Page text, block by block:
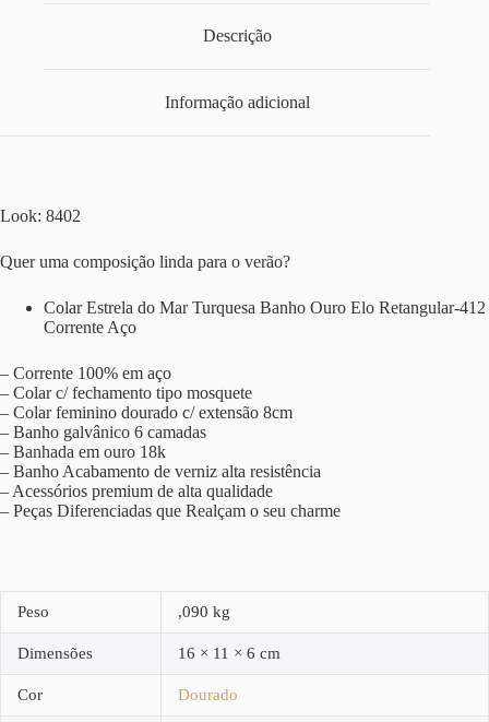
Descrição
Informação adicional
Look: 8402
Quer uma composição linda para o verão?
Colar Estrela do Mar Turquesa Banho Ouro Elo Retangular-412
Corrente Aço
– Corrente 100% em aço
– Colar c/ fechamento tipo mosquete
– Colar feminino dourado c/ extensão 8cm
– Banho galvânico 6 camadas
– Banhada em ouro 18k
– Banho Acabamento de verniz alta resistência
– Acessórios premium de alta qualidade
– Peças Diferenciadas que Realçam o seu charme
Peso ,090 kg
Dimensões 16 × 11 × 6 cm
Cor Dourado